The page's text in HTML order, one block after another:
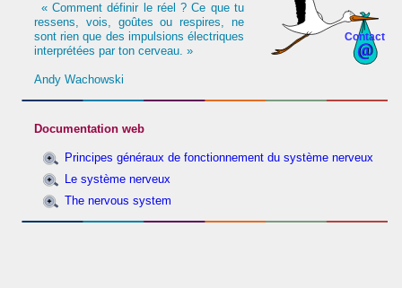
Contact
« Comment définir le réel ? Ce que tu
ressens, vois, goûtes ou respires, ne
sont rien que des impulsions électriques
interprétées par ton cerveau. »
Andy Wachowski
Documentation web
Principes généraux de fonctionnement du système nerveux
Le système nerveux
The nervous system